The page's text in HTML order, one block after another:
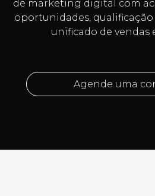
de marketing digital com
oportunidades, qualificação
unificado de vendas
Agende uma